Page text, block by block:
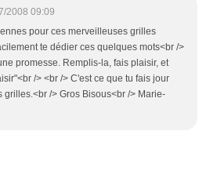
2008 09:09
pour ces merveilleuses grilles
te dédier ces quelques mots<br />
promesse. Remplis-la, fais plaisir, et
/> <br /> C'est ce que tu fais jour
grilles.<br /> Gros Bisous<br /> Marie-